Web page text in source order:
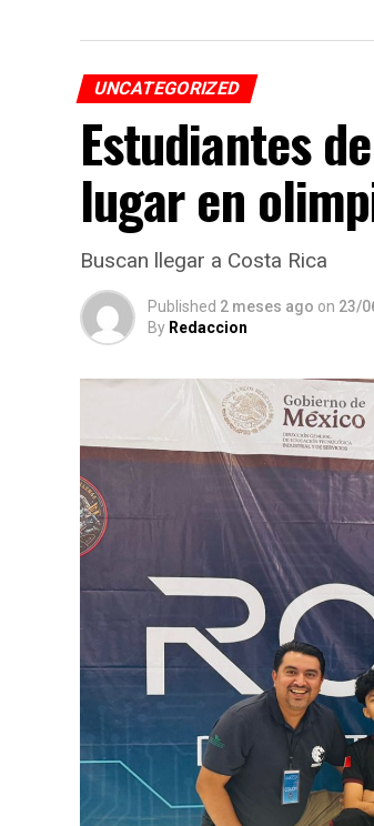
UNCATEGORIZED
Estudiantes
lugar en
Buscan llegar a Costa Rica
Published 2 meses ago on 23/
By Redaccion